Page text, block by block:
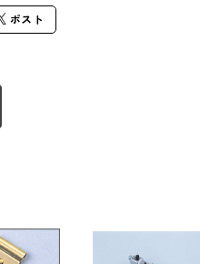
ポスト